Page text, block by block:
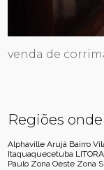
venda de
Regiões
Alphaville Arujá Bairro
Itaquaquecetuba
Paulo Zona Oeste Zona